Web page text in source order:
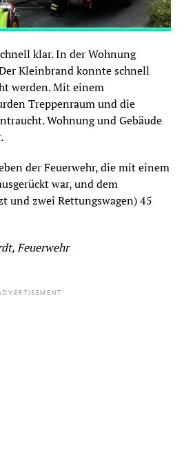
klar. In der Wohnung
Kleinbrand konnte schnell
werden. Mit einem
Treppenraum und die
Wohnung und Gebäude
der Feuerwehr, die mit einem
war, und dem
und zwei Rettungswagen) 45
Feuerwehr